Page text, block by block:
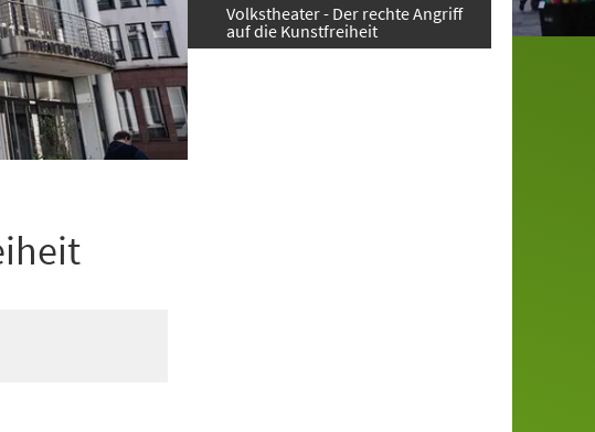
Volkstheater - Der rechte Angriff
auf die Kunstfreiheit